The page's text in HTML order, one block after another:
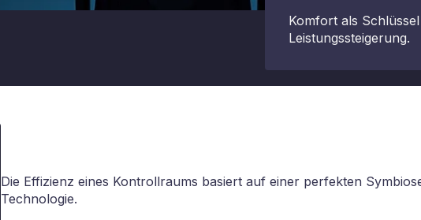
Komfort als
Leistungssteigerung.
Die Effizienz eines Kontrollraums basiert auf einer perfekten
Technologie.